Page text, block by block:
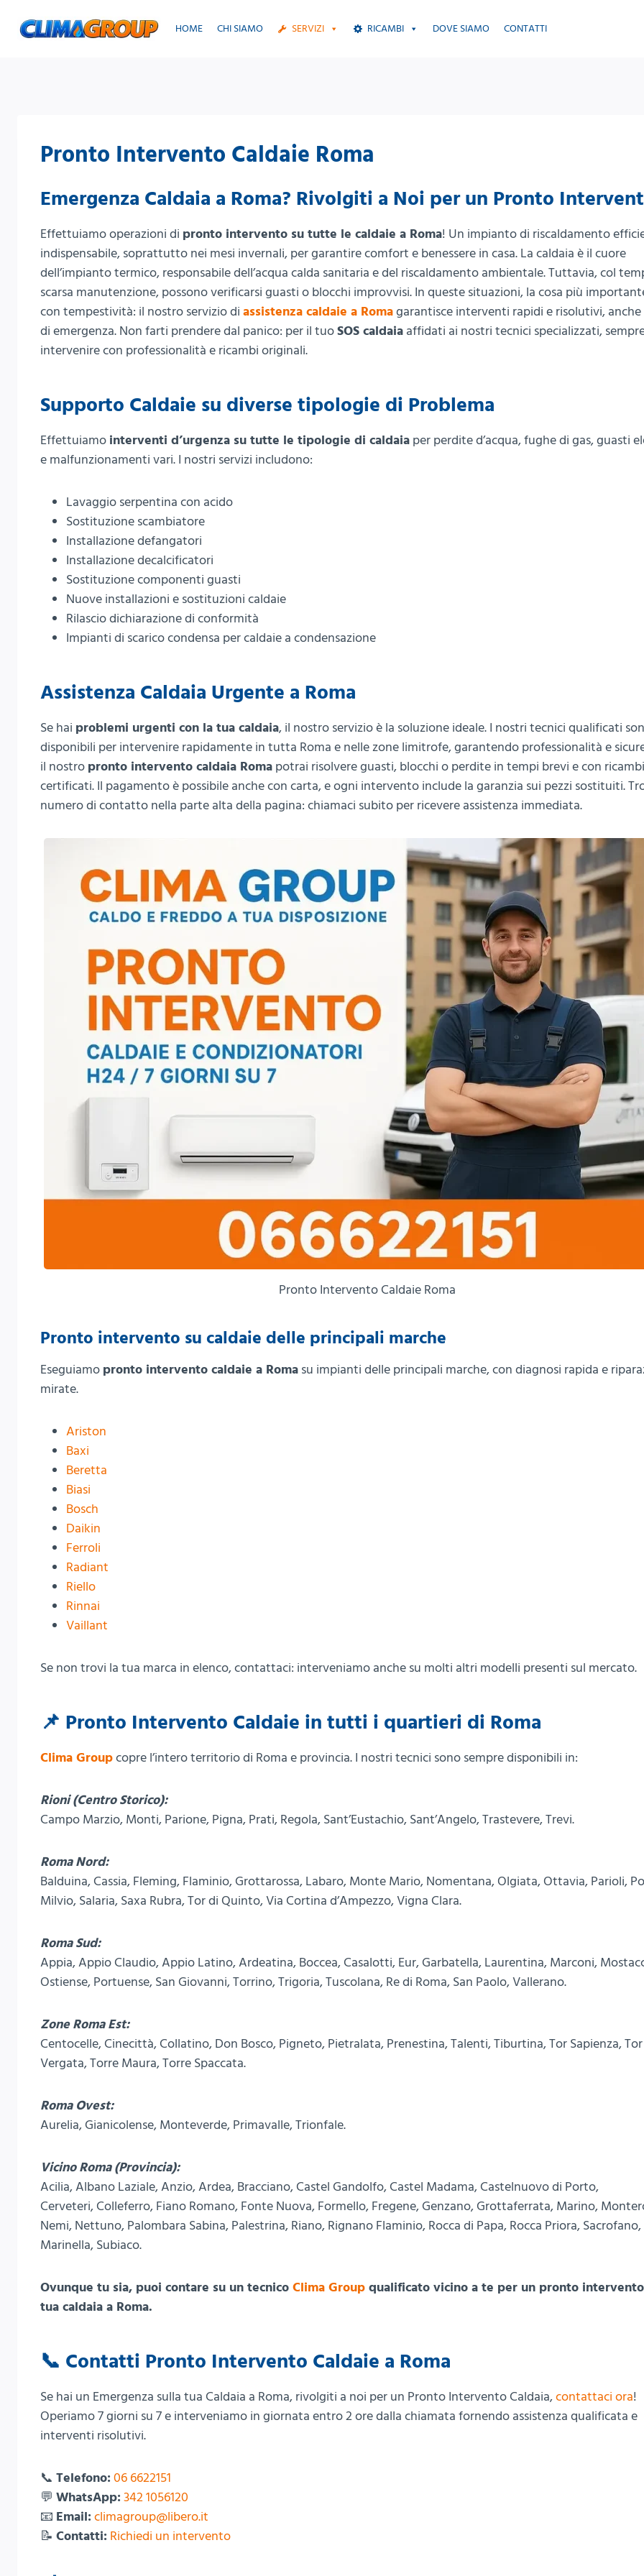
HOME CHI SIAMO SERVIZI RICAMBI DOVE SIAMO CONTATTI
Pronto Intervento Caldaie Roma
Emergenza Caldaia a Roma? Rivolgiti a Noi per un Pronto
Effettuiamo operazioni di pronto intervento su tutte le caldaie a Roma! Un impianto di riscaldamento
indispensabile, soprattutto nei mesi invernali, per garantire comfort e benessere in casa. La caldaia è il cuore
dell’impianto termico, responsabile dell’acqua calda sanitaria e del riscaldamento ambientale. Tuttavia, col
scarsa manutenzione, possono verificarsi guasti o blocchi improvvisi. In queste situazioni, la cosa più
con tempestività: il nostro servizio di assistenza caldaie a Romagarantisce interventi rapidi e risolutivi, anche
di emergenza. Non farti prendere dal panico: per il tuoSOS caldaia affidati ai nostri tecnici specializzati,
intervenire con professionalità e ricambi originali.
Supporto Caldaie su diverse tipologie di Problema
Effettuiamo interventi d’urgenza su tutte le tipologie di caldaia per perdite d’acqua, fughe di gas, guasti
e malfunzionamenti vari. I nostri servizi includono:
Lavaggio serpentina con acido
Sostituzione scambiatore
Installazione defangatori
Installazione decalcificatori
Sostituzione componenti guasti
Nuove installazioni e sostituzioni caldaie
Rilascio dichiarazione di conformità
Impianti di scarico condensa per caldaie a condensazione
Assistenza Caldaia Urgente a Roma
Se hai problemi urgenti con la tua caldaia, il nostro servizio è la soluzione ideale. I nostri tecnici qualificati
disponibili per intervenire rapidamente in tutta Roma e nelle zone limitrofe, garantendo professionalità e
il nostro pronto intervento caldaia Roma potrai risolvere guasti, blocchi o perdite in tempi brevi e con ricambi
certificati. Il pagamento è possibile anche con carta, e ogni intervento include la garanzia sui pezzi sostituiti.
numero di contatto nella parte alta della pagina: chiamaci subito per ricevere assistenza immediata.
Pronto Intervento Caldaie Roma
Pronto intervento su caldaie delle principali marche
Eseguiamo pronto intervento caldaie a Roma su impianti delle principali marche, con diagnosi rapida e
mirate.
Ariston
Baxi
Beretta
Biasi
Bosch
Daikin
Ferroli
Radiant
Riello
Rinnai
Vaillant
Se non trovi la tua marca in elenco, contattaci: interveniamo anche su molti altri modelli presenti sul mercato.
📌 Pronto Intervento Caldaie in tutti i quartieri di Roma
Clima Groupcopre l’intero territorio di Roma e provincia. I nostri tecnici sono sempre disponibili in:
Rioni (Centro Storico):
Campo Marzio, Monti, Parione, Pigna, Prati, Regola, Sant’Eustachio, Sant’Angelo, Trastevere, Trevi.
Roma Nord:
Balduina, Cassia, Fleming, Flaminio, Grottarossa, Labaro, Monte Mario, Nomentana, Olgiata, Ottavia, Parioli,
Milvio, Salaria, Saxa Rubra, Tor di Quinto, Via Cortina d’Ampezzo, Vigna Clara.
Roma Sud:
Appia, Appio Claudio, Appio Latino, Ardeatina, Boccea, Casalotti, Eur, Garbatella, Laurentina, Marconi,
Ostiense, Portuense, San Giovanni, Torrino, Trigoria, Tuscolana, Re di Roma, San Paolo, Vallerano.
Zone Roma Est:
Centocelle, Cinecittà, Collatino, Don Bosco, Pigneto, Pietralata, Prenestina, Talenti, Tiburtina, Tor Sapienza, Tor
Vergata, Torre Maura, Torre Spaccata.
Roma Ovest:
Aurelia, Gianicolense, Monteverde, Primavalle, Trionfale.
Vicino Roma (Provincia):
Acilia, Albano Laziale, Anzio, Ardea, Bracciano, Castel Gandolfo, Castel Madama, Castelnuovo di Porto,
Cerveteri, Colleferro, Fiano Romano, Fonte Nuova, Formello, Fregene, Genzano, Grottaferrata, Marino,
Nemi, Nettuno, Palombara Sabina, Palestrina, Riano, Rignano Flaminio, Rocca di Papa, Rocca Priora,
Marinella, Subiaco.
Ovunque tu sia, puoi contare su un tecnico Clima Group qualificato vicino a te per un pronto
tua caldaia a Roma.
📞 Contatti Pronto Intervento Caldaie a Roma
Se hai un Emergenza sulla tua Caldaia a Roma, rivolgiti a noi per un Pronto Intervento Caldaia,contattaci ora!
Operiamo 7 giorni su 7 e interveniamo in giornata entro 2 ore dalla chiamata fornendo assistenza qualificata e
interventi risolutivi.
📞 Telefono: 06 6622151
💬 WhatsApp: 342 1056120
📧 Email: climagroup@libero.it
📝 Contatti: Richiedi un intervento